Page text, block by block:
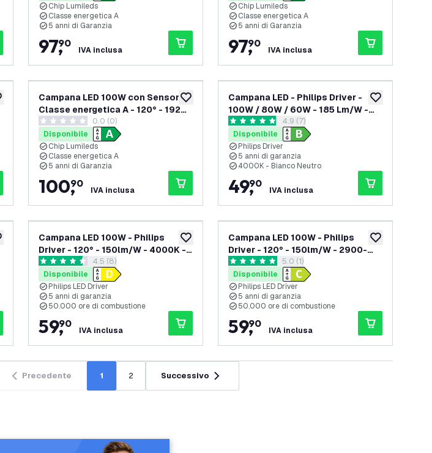
Chip Lumileds
Classe energetica A
5 anni di Garanzia
97,
90
IVA inclusa
Chip Lumileds
Classe energetica A
5 anni di Garanzia
97,
90
IVA inclusa
alla lista desideri aggiungi alla lista desideri
Campana LED 100W con Sensore -
Classe energetica A - 120° - 192
Lm/W - 4000K - IP65 -
Dimmerabile
0 stelle di valutazione
0.0 (0)
Disponibile
Chip Lumileds
Classe energetica A
5 anni di Garanzia
100,
90
IVA inclusa
aggiungi alla
Campana LED - Philips Driver -
100W / 80W / 60W - 185 Lm/W -
4000K - IP65 - Dimmerabile - 90° -
5 anni di garanzia
apri il cassetto delle recensioni
4.9 stelle di valutazione
4.9 (7)
Disponibile
Philips Driver
5 anni di garanzia
4000K - Bianco Neutro
49,
90
IVA inclusa
alla lista desideri aggiungi alla lista desideri
Campana LED 100W - Philips
Driver - 120° - 150lm/W - 4000K -
IP65 - Dimmerabile - 5 anni di
garanzia
apri il cassetto delle recensioni
4.5 stelle di valutazione
4.5 (8)
Disponibile
Philips LED Driver
5 anni di garanzia
50.000 ore di combustione
59,
90
IVA inclusa
aggiungi alla
Campana LED 100W - Philips
Driver - 120° - 150lm/W - 2900-
3100K (CCT) - IP65 - Dimmerabile -
5 anni di garanzia
apri il cassetto delle recensioni
5 stelle di valutazione
5.0 (1)
Disponibile
Philips LED Driver
5 anni di garanzia
50.000 ore di combustione
59,
90
IVA inclusa
Precedente 1 2 Successivo